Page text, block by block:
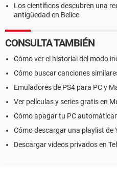
Los científicos descubren una
antigüedad en Belice
CONSULTA TAMBIÉN
Cómo ver el historial del modo
Cómo buscar canciones
Emuladores de PS4 para PC y
Ver películas y series gratis en
Cómo apagar tu PC
Cómo descargar una playlist de
Descargar videos privados en